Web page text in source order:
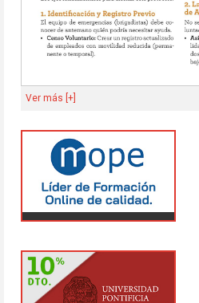
Ver más [+]